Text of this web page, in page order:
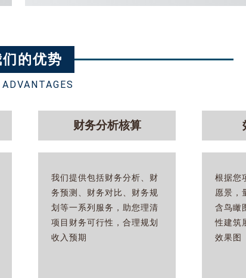
的优势
财务分析核算
我们提供包括财务分析、财
务预测、财务对比、财务规
划等一系列服务，助您理清
项目财务可行性，合理规划
收入预期
根据您
愿景，
含鸟瞰
性建筑
效果图